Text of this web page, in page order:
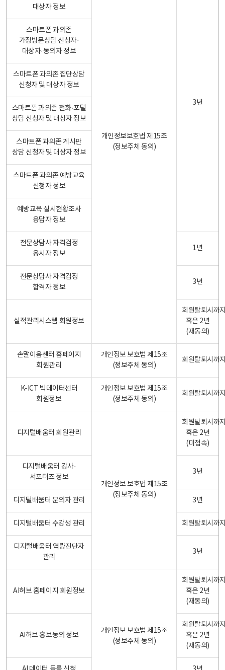
개인정보보호법 제15조
(정보주체 동의)
대상자 정보
3년
스마트폰 과의존
가정방문상담 신청자·
대상자·동의자 정보
스마트폰 과의존 집단상담
신청자 및 대상자 정보
스마트폰 과의존 전화·포털
상담 신청자 및 대상자 정보
스마트폰 과의존 게시판
상담 신청자 및 대상자 정보
스마트폰 과의존 예방교육
신청자 정보
예방교육 실시현황조사
응답자 정보
전문상담사 자격검정
응시자 정보
1년
전문상담사 자격검정
합격자 정보
3년
실적관리시스템 회원정보
회원탈퇴시까
혹은 2년
(재동의)
손말이음센터 홈페이지
회원관리
개인정보 보호법 제15조
(정보주체 동의)
회원탈퇴시까
K-ICT 빅데이터센터
회원정보
개인정보 보호법 제15조
(정보주체 동의)
회원탈퇴시까
디지털배움터 회원관리
개인정보 보호법 제15조
(정보주체 동의)
회원탈퇴시까
혹은 2년
(미접속)
디지털배움터 강사·
서포터즈 정보
3년
디지털배움터 문의자 관리 3년
디지털배움터 수강생 관리 회원탈퇴시까
디지털배움터 역량진단자
관리
3년
AI허브 홈페이지 회원정보
개인정보 보호법 제15조
(정보주체 동의)
회원탈퇴시까
혹은 2년
(재동의)
AI허브 홍보동의 정보
회원탈퇴시까
혹은 2년
(재동의)